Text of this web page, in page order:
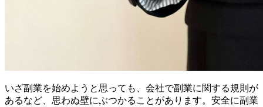
いざ副業を始めようと思っても、会社で副業に関する規則が
あるなど、思わぬ壁にぶつかることがあります。安全に副業